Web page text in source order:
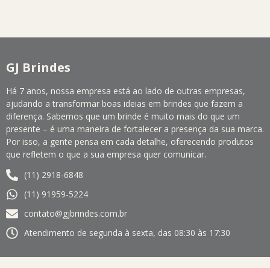
GJ Brindes
Há 7 anos, nossa empresa está ao lado de outras empresas,
ajudando a transformar boas ideias em brindes que fazem a
diferença. Sabemos que um brinde é muito mais do que um
presente – é uma maneira de fortalecer a presença da sua marca.
Por isso, a gente pensa em cada detalhe, oferecendo produtos
que refletem o que a sua empresa quer comunicar.
(11) 2918-6848
(11) 91959-5224
contato@gjbrindes.com.br
Atendimento de segunda à sexta, das 08:30 às 17:30